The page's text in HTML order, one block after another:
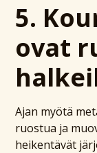
5.
ovat
Ajan myötä
ruostua ja
heikentävät